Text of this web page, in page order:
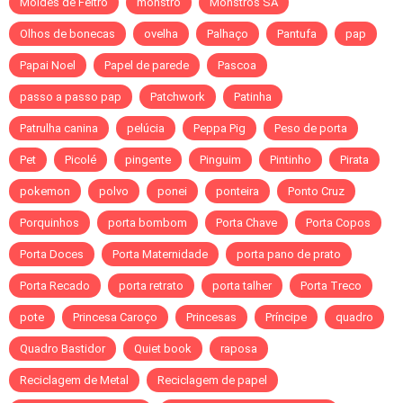
Olhos de bonecas ovelha Palhaço Pantufa pap
Papai Noel Papel de parede Pascoa
passo a passo pap Patchwork Patinha
Patrulha canina pelúcia Peppa Pig Peso de porta
Pet Picolé pingente Pinguim Pintinho Pirata
pokemon polvo ponei ponteira Ponto Cruz
Porquinhos porta bombom Porta Chave Porta Copos
Porta Doces Porta Maternidade porta pano de prato
Porta Recado porta retrato porta talher Porta Treco
pote Princesa Caroço Princesas Príncipe quadro
Quadro Bastidor Quiet book raposa
Reciclagem de Metal Reciclagem de papel